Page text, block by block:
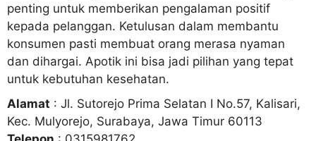
penting untuk memberikan pengalaman positif
kepada pelanggan. Ketulusan dalam membantu
konsumen pasti membuat orang merasa nyaman
dan dihargai. Apotik ini bisa jadi pilihan yang tepat
untuk kebutuhan kesehatan.
Alamat : Jl. Sutorejo Prima Selatan I No.57, Kalisari,
Kec. Mulyorejo, Surabaya, Jawa Timur 60113